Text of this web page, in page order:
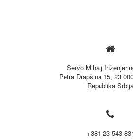

Servo Mihalj
Petra Drapšina 15, 23
Republika Srbija

+381 23 543 831